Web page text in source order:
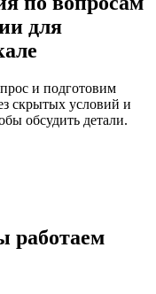
для
и подготовим
скрытых условий и
обсудить детали.
работаем